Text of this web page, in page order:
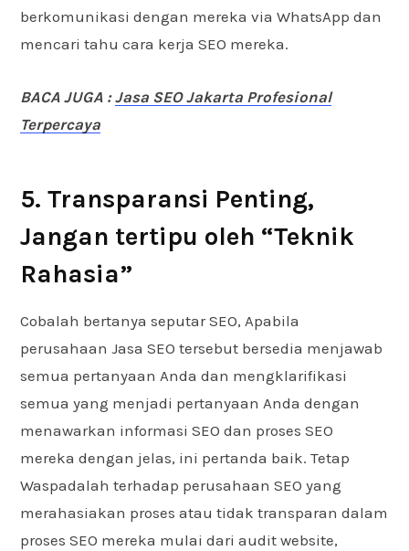
berkomunikasi dengan mereka via WhatsApp dan
mencari tahu cara kerja SEO mereka.
BACA JUGA :Jasa SEO Jakarta Profesional
Terpercaya
5. Transparansi Penting,
Jangan tertipu oleh “Teknik
Rahasia”
Cobalah bertanya seputar SEO, Apabila
perusahaan Jasa SEO tersebut bersedia menjawab
semua pertanyaan Anda dan mengklarifikasi
semua yang menjadi pertanyaan Anda dengan
menawarkan informasi SEO dan proses SEO
mereka dengan jelas, ini pertanda baik. Tetap
Waspadalah terhadap perusahaan SEO yang
merahasiakan proses atau tidak transparan dalam
proses SEO mereka mulai dari audit website,